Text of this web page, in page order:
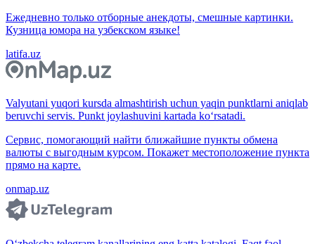
Ежедневно только отборные анекдоты, смешные картинки.
Кузница юмора на узбекском языке!
latifa.uz
Valyutani yuqori kursda almashtirish uchun yaqin punktlarni aniqlab
beruvchi servis. Punkt joylashuvini kartada ko‘rsatadi.
Сервис, помогающий найти ближайшие пункты обмена
валюты с выгодным курсом. Покажет местоположение пункта
прямо на карте.
onmap.uz